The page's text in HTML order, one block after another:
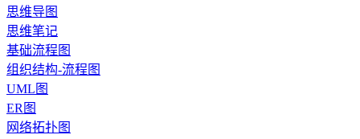
思维导图
思维笔记
基础流程图
组织结构-流程图
UML图
ER图
网络拓扑图